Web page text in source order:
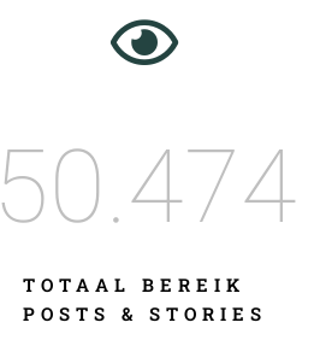
TOTAAL BEREIK
POSTS & STORIES
50.474